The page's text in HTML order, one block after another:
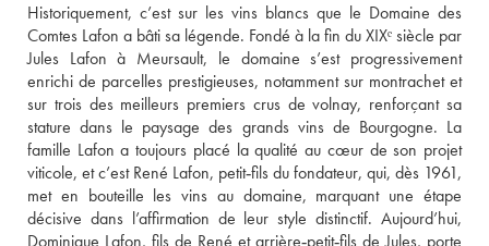
Historiquement, c’est sur les vins blancs que le Domaine des
Comtes Lafon a bâti sa légende. Fondé à la fin du XIXᵉ siècle par
Jules Lafon à Meursault, le domaine s’est progressivement
enrichi de parcelles prestigieuses, notamment sur montrachet et
sur trois des meilleurs premiers crus de volnay, renforçant sa
stature dans le paysage des grands vins de Bourgogne. La
famille Lafon a toujours placé la qualité au cœur de son projet
viticole, et c’est René Lafon, petit‑fils du fondateur, qui, dès 1961,
met en bouteille les vins au domaine, marquant une étape
décisive dans l’affirmation de leur style distinctif. Aujourd’hui,
Dominique Lafon, fils de René et arrière‑petit‑fils de Jules, porte